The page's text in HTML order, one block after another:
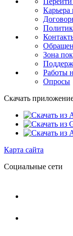
Зона
Работы
Опросы
Скачать
Карта сайта
Социальные сети